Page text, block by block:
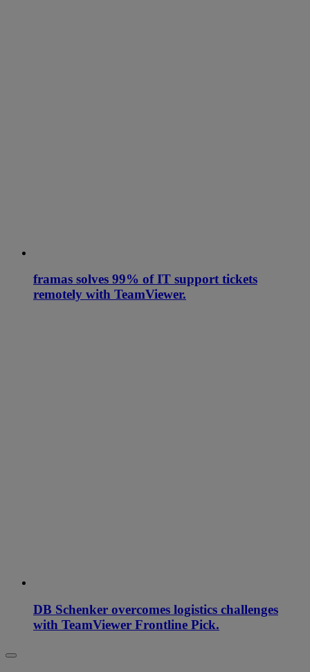
framas solves 99% of IT support tickets
remotely with TeamViewer.
DB Schenker overcomes logistics challenges
with TeamViewer Frontline Pick.